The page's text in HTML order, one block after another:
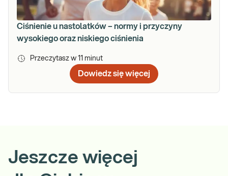
Ciśnienie u nastolatków – normy i przyczyny
wysokiego oraz niskiego ciśnienia
Przeczytasz w 11 minut
Dowiedz się więcej
Jeszcze więcej